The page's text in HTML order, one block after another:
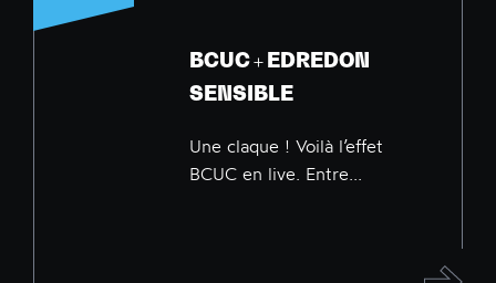
BCUC + EDREDON
SENSIBLE
Une claque ! Voilà l’effet
BCUC en live. Entre...